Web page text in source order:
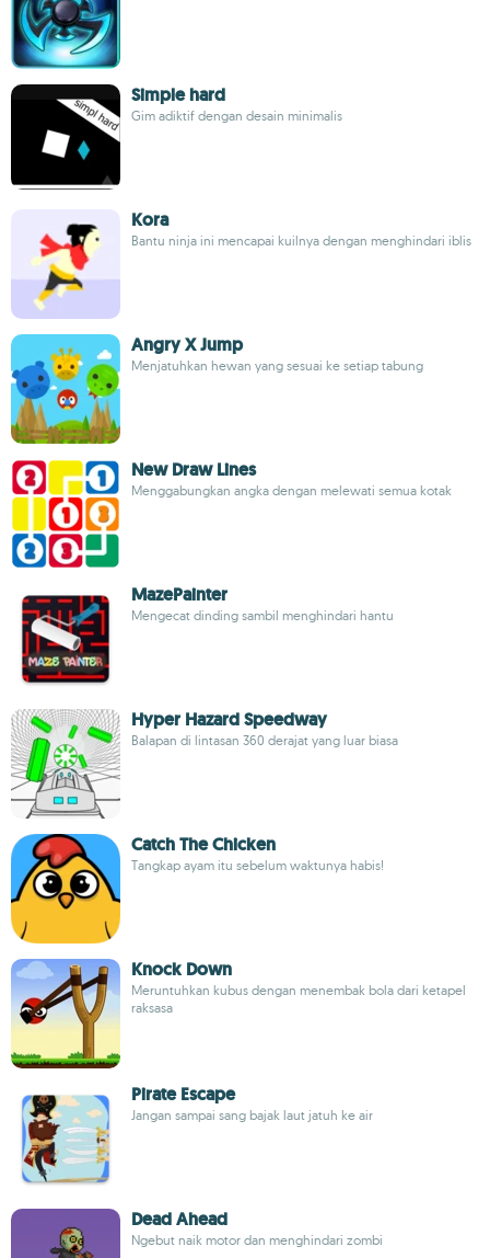
Simple hard
Gim adiktif dengan desain minimalis
Kora
Bantu ninja ini mencapai kuilnya dengan menghindari iblis
Angry X Jump
Menjatuhkan hewan yang sesuai ke setiap tabung
New Draw Lines
Menggabungkan angka dengan melewati semua kotak
MazePainter
Mengecat dinding sambil menghindari hantu
Hyper Hazard Speedway
Balapan di lintasan 360 derajat yang luar biasa
Catch The Chicken
Tangkap ayam itu sebelum waktunya habis!
Knock Down
Meruntuhkan kubus dengan menembak bola dari ketapel
raksasa
Pirate Escape
Jangan sampai sang bajak laut jatuh ke air
Dead Ahead
Ngebut naik motor dan menghindari zombi